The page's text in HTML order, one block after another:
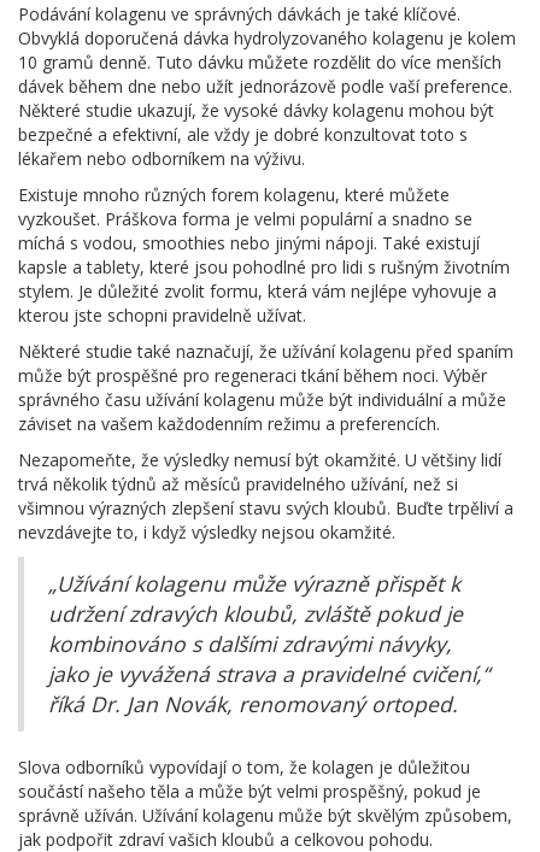
Podávání kolagenu ve správných dávkách je také klíčové.
Obvyklá doporučená dávka hydrolyzovaného kolagenu je kolem
10 gramů denně. Tuto dávku můžete rozdělit do více menších
dávek během dne nebo užít jednorázově podle vaší preference.
Některé studie ukazují, že vysoké dávky kolagenu mohou být
bezpečné a efektivní, ale vždy je dobré konzultovat toto s
lékařem nebo odborníkem na výživu.
Existuje mnoho různých forem kolagenu, které můžete
vyzkoušet. Práškova forma je velmi populární a snadno se
míchá s vodou, smoothies nebo jinými nápoji. Také existují
kapsle a tablety, které jsou pohodlné pro lidi s rušným životním
stylem. Je důležité zvolit formu, která vám nejlépe vyhovuje a
kterou jste schopni pravidelně užívat.
Některé studie také naznačují, že užívání kolagenu před spaním
může být prospěšné pro regeneraci tkání během noci. Výběr
správného času užívání kolagenu může být individuální a může
záviset na vašem každodenním režimu a preferencích.
Nezapomeňte, že výsledky nemusí být okamžité. U většiny lidí
trvá několik týdnů až měsíců pravidelného užívání, než si
všimnou výrazných zlepšení stavu svých kloubů. Buďte trpěliví a
nevzdávejte to, i když výsledky nejsou okamžité.
„Užívání kolagenu může výrazně přispět k
udržení zdravých kloubů, zvláště pokud je
kombinováno s dalšími zdravými návyky,
jako je vyvážená strava a pravidelné cvičení,“
říká Dr. Jan Novák, renomovaný ortoped.
Slova odborníků vypovídají o tom, že kolagen je důležitou
součástí našeho těla a může být velmi prospěšný, pokud je
správně užíván. Užívání kolagenu může být skvělým způsobem,
jak podpořit zdraví vašich kloubů a celkovou pohodu.